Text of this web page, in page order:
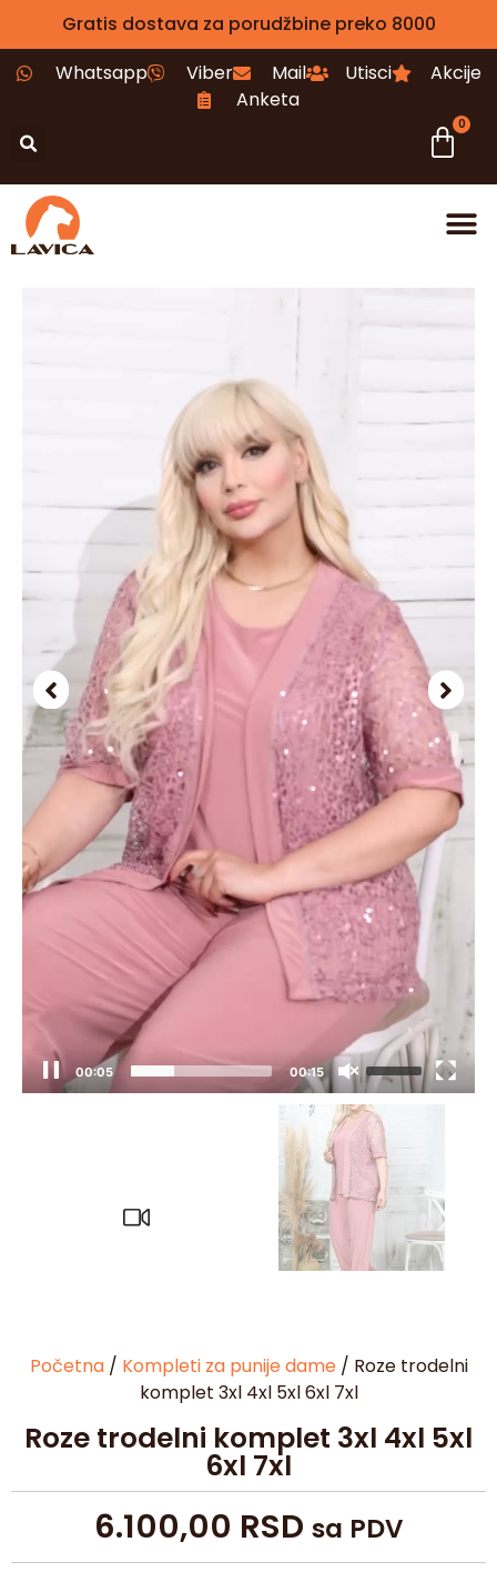
Gratis dostava za porudžbine preko 8000
Whatsapp
Viber Mail Utisci
Akcije
Anketa
0
00:05 00:15
Početna/ Kompleti za punije dame/ Roze trodelni
komplet 3xl 4xl 5xl 6xl 7xl
Roze trodelni komplet 3xl 4xl 5xl
6xl 7xl
6.100,00 RSD sa PDV